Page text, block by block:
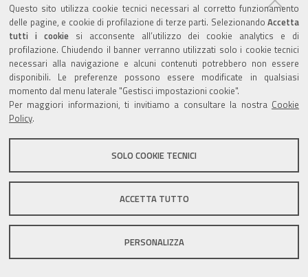
Questo sito utilizza cookie tecnici necessari al corretto funzionamento
delle pagine, e cookie di profilazione di terze parti. Selezionando Accetta
tutti i cookiesi acconsente all’utilizzo dei cookie analytics e di
profilazione. Chiudendo il banner verranno utilizzati solo i cookie tecnici
necessari alla navigazione e alcuni contenuti potrebbero non essere
disponibili. Le preferenze possono essere modificate in qualsiasi
momento dal menu laterale "Gestisci impostazioni cookie".
Per maggiori informazioni, ti invitiamo a consultare la nostra Cookie
Policy.
SOLO COOKIE TECNICI
ACCETTA TUTTO
PERSONALIZZA
Valuta questo sito
Sito istituzionale Comune di Zola Predosa
DPO|Accessibilità